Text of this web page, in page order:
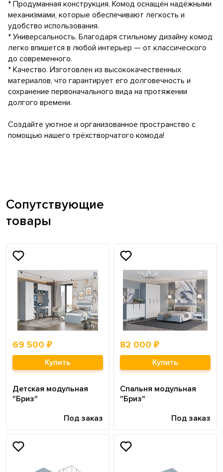
* Продуманная конструкция. Комод оснащён надёжными
механизмами, которые обеспечивают лёгкость и
удобство использования.
* Универсальность. Благодаря стильному дизайну комод
легко впишется в любой интерьер — от классического
до современного.
* Качество. Изготовлен из высококачественных
материалов, что гарантирует его долговечность и
сохранение первоначального вида на протяжении
долгого времени.
Создайте уютное и организованное пространство с
помощью нашего трёхстворчатого комода!
Сопутствующие
товары
69 500 ₽
Купить
Детская модульная
"Бриз"
Под заказ
82 000 ₽
Купить
Спальня модульная
"Бриз"
Под заказ